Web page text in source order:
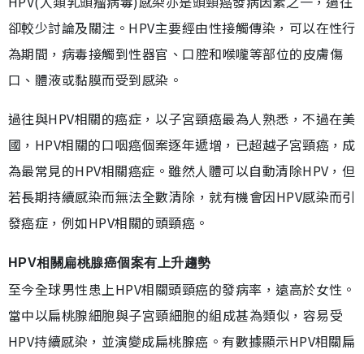
卻較少討論及關注。HPV主要經由性接觸傳染，可以在性行
為期間，病毒接觸到性器官、口腔和喉嚨等部位的皮膚傷
口、體液或黏膜而受到感染。
過往與HPV相關的癌症，以子宮頸癌最為人熟悉，不過在美
國，HPV相關的口咽癌個案逐年遞增，已超越子宮頸癌，成
為最常見的HPV相關癌症。雖然人體可以自動清除HPV，但
若長期持續感染而無法全數清除，就有機會因HPV感染而引
發癌症，例如HPV相關的頭頸癌。
HPV相關扁桃腺癌個案有上升趨勢
至今全球男性患上HPV相關頭頸癌的發病率，遠高於女性。
當中以扁桃腺細胞與子宮頸細胞的組成甚為類似，容易受
HPV持續感染，並演變成扁桃腺癌。有數據顯示HPV相關扁